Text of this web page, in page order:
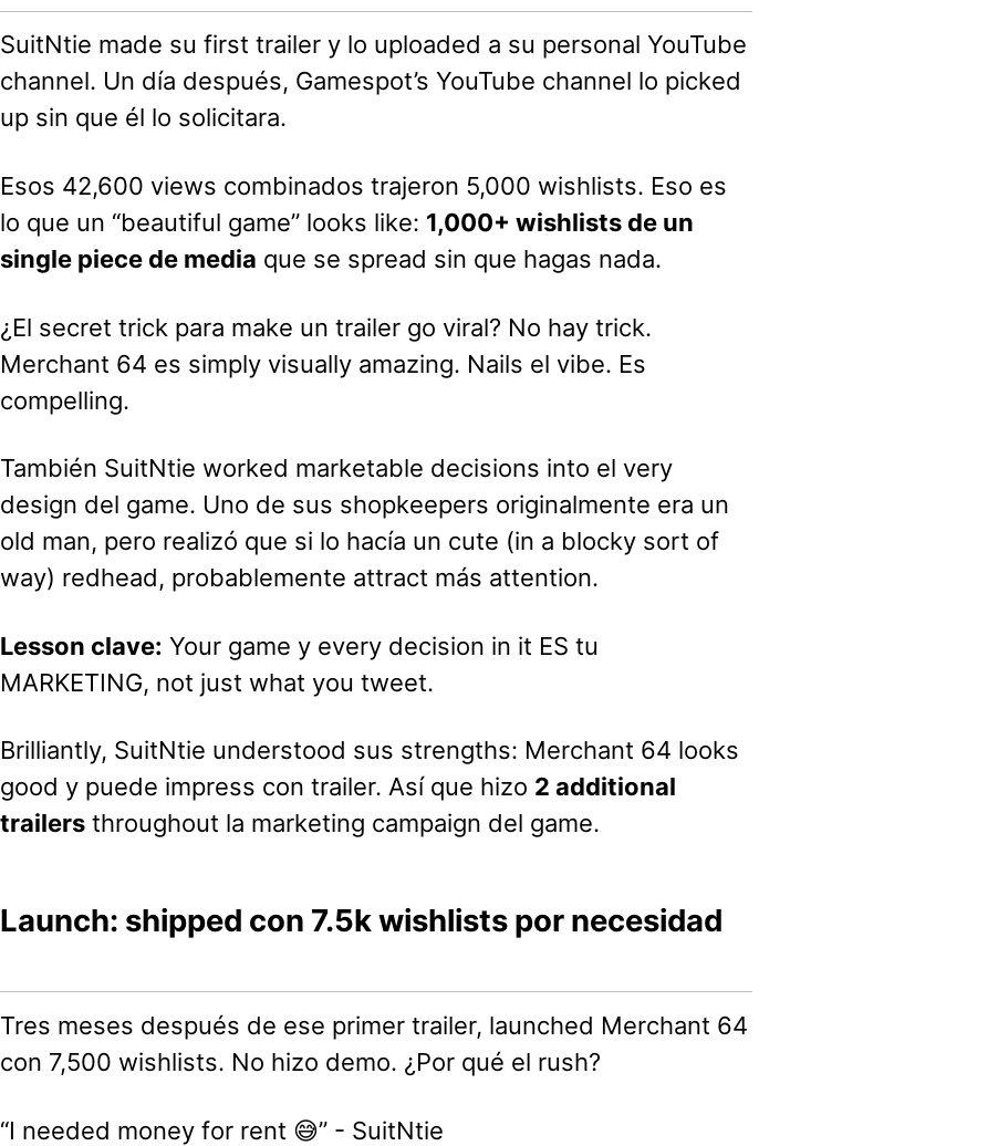
SuitNtie made su first trailer y lo uploaded a su personal YouTube
channel. Un día después, Gamespot’s YouTube channel lo picked
up sin que él lo solicitara.
Esos 42,600 views combinados trajeron 5,000 wishlists. Eso es
lo que un “beautiful game” looks like: 1,000+ wishlists de un
single piece de media que se spread sin que hagas nada.
¿El secret trick para make un trailer go viral? No hay trick.
Merchant 64 es simply visually amazing. Nails el vibe. Es
compelling.
También SuitNtie worked marketable decisions into el very
design del game. Uno de sus shopkeepers originalmente era un
old man, pero realizó que si lo hacía un cute (in a blocky sort of
way) redhead, probablemente attract más attention.
Lesson clave: Your game y every decision in it ES tu
MARKETING, not just what you tweet.
Brilliantly, SuitNtie understood sus strengths: Merchant 64 looks
good y puede impress con trailer. Así que hizo 2 additional
trailers throughout la marketing campaign del game.
Launch: shipped con 7.5k wishlists por necesidad
Tres meses después de ese primer trailer, launched Merchant 64
con 7,500 wishlists. No hizo demo. ¿Por qué el rush?
“I needed money for rent 😅” - SuitNtie